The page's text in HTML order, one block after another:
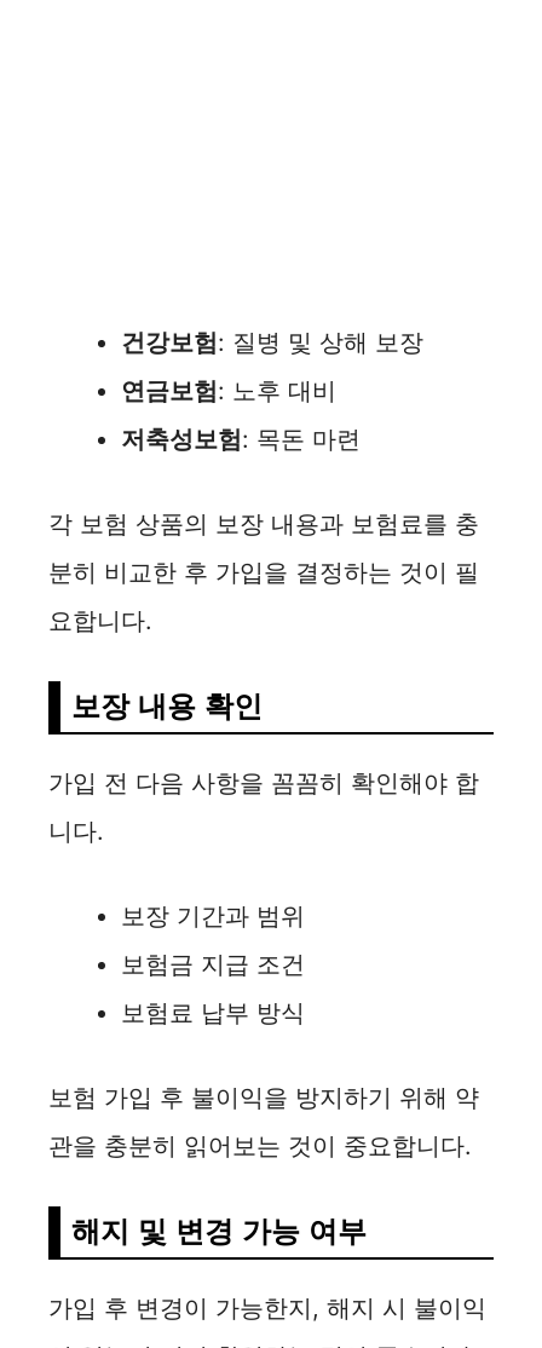
건강보험: 질병 및 상해 보장
연금보험: 노후 대비
저축성보험: 목돈 마련
각 보험 상품의 보장 내용과 보험료를 충
분히 비교한 후 가입을 결정하는 것이 필
요합니다.
보장 내용 확인
가입 전 다음 사항을 꼼꼼히 확인해야 합
니다.
보장 기간과 범위
보험금 지급 조건
보험료 납부 방식
보험 가입 후 불이익을 방지하기 위해 약
관을 충분히 읽어보는 것이 중요합니다.
해지 및 변경 가능 여부
가입 후 변경이 가능한지, 해지 시 불이익